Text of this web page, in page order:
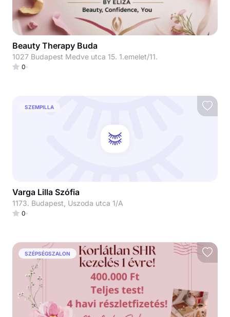
Beauty Therapy Buda
1027 Budapest Medve utca 15. 1.emelet/11.
0
SZEMPILLA
Varga Lilla Szófia
1173. Budapest, Uszoda utca 1/A
0
SZÉPSÉGSZALON